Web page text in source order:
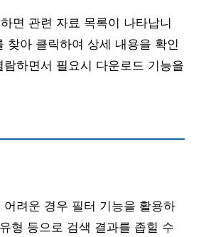
면 관련 자료 목록이 나타납니
찾아 클릭하여 상세 내용을 확인
하면서 필요시 다운로드 기능을
어려운 경우 필터 기능을 활용하
형 등으로 검색 결과를 좁힐 수